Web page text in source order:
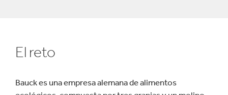
El reto
Bauck es una empresa alemana de alimentos